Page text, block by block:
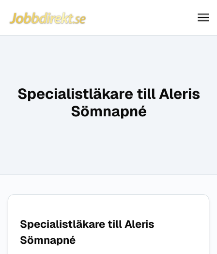
Hoppa till innehåll
Jobbdirekt
Specialistläkare till Aleris
Sömnapné
Specialistläkare till Aleris
Sömnapné